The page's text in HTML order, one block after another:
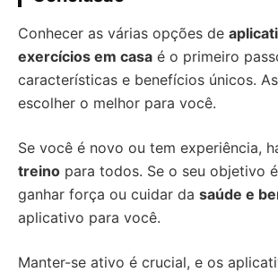
Conhecer as várias opções de
exercícios em casa é o primeiro
características e benefícios únicos.
escolher o melhor para você.
Se você é novo ou tem experiência,
treino para todos. Se o seu objetivo
ganhar força ou cuidar da saúde e
aplicativo para você.
Manter-se ativo é crucial, e os